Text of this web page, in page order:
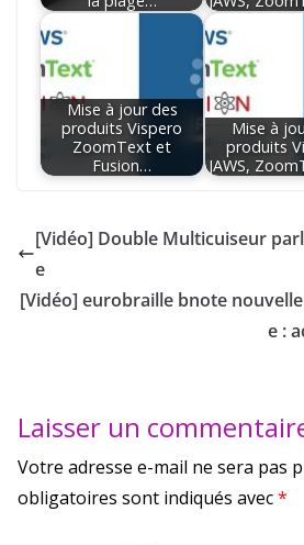
Mise à jour des
produits Vispero
ZoomText et
Fusion…
Mise à
produits
JAWS,
[Vidéo] Double Multicuiseur
e
[Vidéo] eurobraille bnote
e :
Laisser un
Votre adresse e-mail ne sera pas
obligatoires sont indiqués avec*